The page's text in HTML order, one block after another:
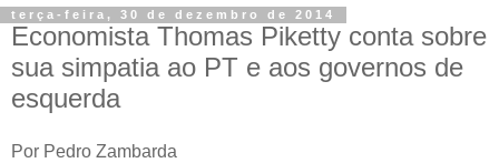
terça-feira, 30 de dezembro de 2014
Economista Thomas Piketty conta sobre
sua simpatia ao PT e aos governos de
esquerda
Por Pedro Zambarda